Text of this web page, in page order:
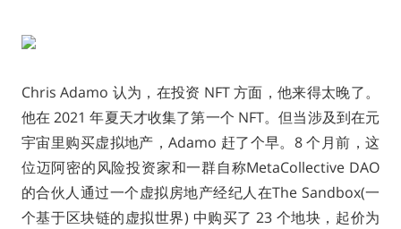
Chris Adamo 认为，在投资 NFT 方面，他来得太晚了。
他在 2021 年夏天才收集了第一个 NFT。但当涉及到在元
宇宙里购买虚拟地产，Adamo 赶了个早。8 个月前，这
位迈阿密的风险投资家和一群自称MetaCollective DAO
的合伙人通过一个虚拟房地产经纪人在The Sandbox(一
个基于区块链的虚拟世界) 中购买了 23 个地块，起价为